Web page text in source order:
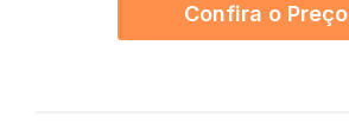
Confira o Preço